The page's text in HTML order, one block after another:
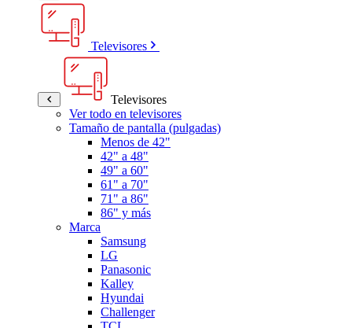
Televisores
Televisores
Ver todo en televisores
Tamaño de pantalla (pulgadas)
Menos de 42"
42" a 48"
49" a 60"
61" a 70"
71" a 86"
86" y más
Marca
Samsung
LG
Panasonic
Kalley
Hyundai
Challenger